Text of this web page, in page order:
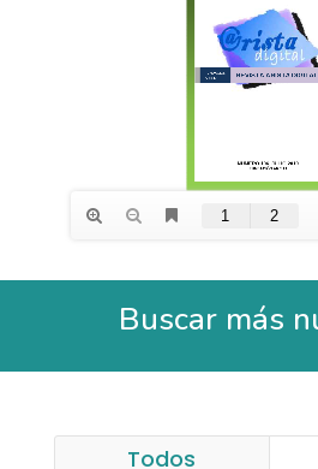
Buscar más
Todos